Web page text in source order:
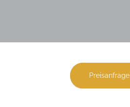
Preisanfrage